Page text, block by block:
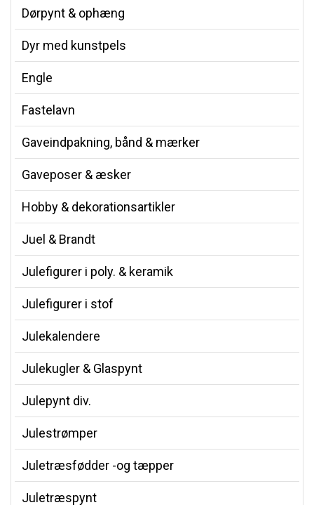
Dørpynt & ophæng
Dyr med kunstpels
Engle
Fastelavn
Gaveindpakning, bånd & mærker
Gaveposer & æsker
Hobby & dekorationsartikler
Juel & Brandt
Julefigurer i poly. & keramik
Julefigurer i stof
Julekalendere
Julekugler & Glaspynt
Julepynt div.
Julestrømper
Juletræsfødder -og tæpper
Juletræspynt